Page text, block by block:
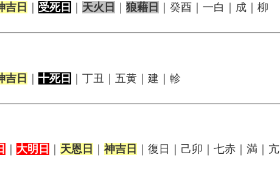
吉日 受死日 天火日 狼藉日 ｜癸酉｜一白｜成｜柳
吉日 ｜ 十死日 ｜丁丑｜五黄｜建｜軫
｜ 大明日 ｜ 天恩日 ｜ 神吉日 ｜復日｜己卯｜七赤｜満｜亢